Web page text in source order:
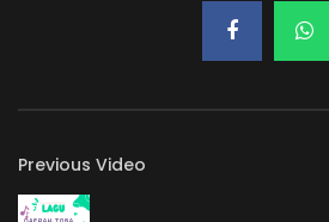
Previous Video